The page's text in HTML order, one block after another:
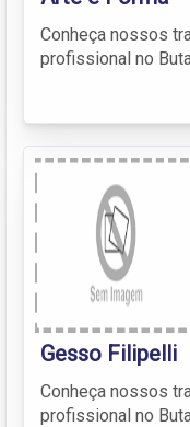
Conheça nossos
profissional no
Gesso Filipelli
Conheça nossos
profissional no